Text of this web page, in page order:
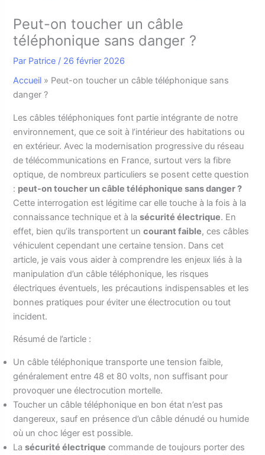
Peut-on toucher un câble
téléphonique sans danger ?
Par Patrice / 26 février 2026
Accueil » Peut-on toucher un câble téléphonique sans
danger ?
Les câbles téléphoniques font partie intégrante de notre
environnement, que ce soit à l’intérieur des habitations ou
en extérieur. Avec la modernisation progressive du réseau
de télécommunications en France, surtout vers la fibre
optique, de nombreux particuliers se posent cette question
: peut-on toucher un câble téléphonique sans danger ?
Cette interrogation est légitime car elle touche à la fois à la
connaissance technique et à lasécurité électrique. En
effet, bien qu’ils transportent uncourant faible, ces câbles
véhiculent cependant une certaine tension. Dans cet
article, je vais vous aider à comprendre les enjeux liés à la
manipulation d’un câble téléphonique, les risques
électriques éventuels, les précautions indispensables et les
bonnes pratiques pour éviter une électrocution ou tout
incident.
Résumé de l’article :
Un câble téléphonique transporte une tension faible,
généralement entre 48 et 80 volts, non suffisant pour
provoquer une électrocution mortelle.
Toucher un câble téléphonique en bon état n’est pas
dangereux, sauf en présence d’un câble dénudé ou humide
où un choc léger est possible.
Lasécurité électrique commande de toujours porter des